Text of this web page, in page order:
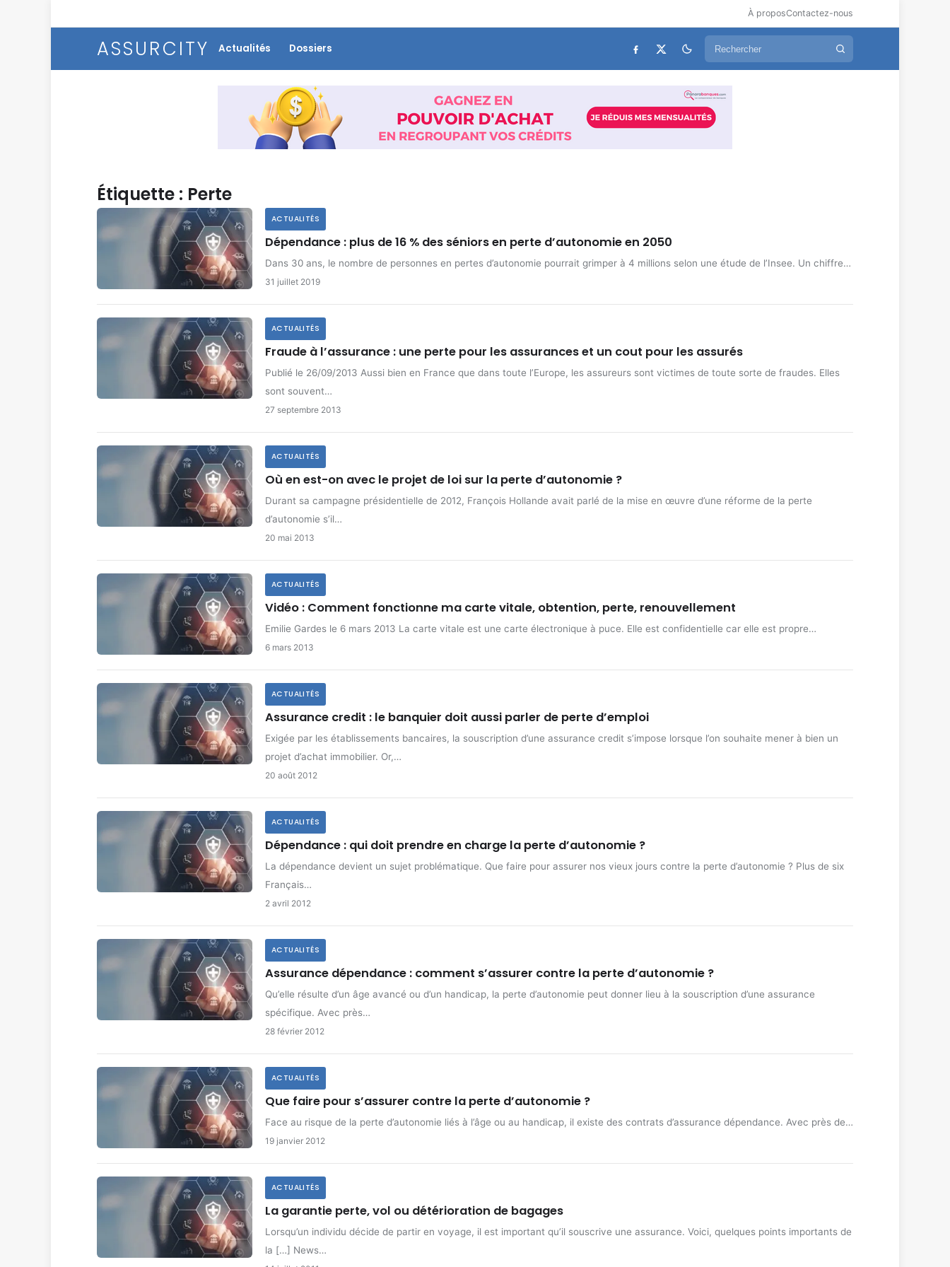
À proposContactez-nous
ASSURCITY Actualités Dossiers
Étiquette : Perte
ACTUALITÉS
Dépendance : plus de 16 % des séniors en perte d’autonomie en 2050
Dans 30 ans, le nombre de personnes en pertes d’autonomie pourrait grimper à 4 millions selon une étude de l’Insee. Un chiffre…
31 juillet 2019
ACTUALITÉS
Fraude à l’assurance : une perte pour les assurances et un cout pour les assurés
Publié le 26/09/2013 Aussi bien en France que dans toute l’Europe, les assureurs sont victimes de toute sorte de fraudes. Elles
sont souvent…
27 septembre 2013
ACTUALITÉS
Où en est-on avec le projet de loi sur la perte d’autonomie ?
Durant sa campagne présidentielle de 2012, François Hollande avait parlé de la mise en œuvre d’une réforme de la perte
d’autonomie s’il…
20 mai 2013
ACTUALITÉS
Vidéo : Comment fonctionne ma carte vitale, obtention, perte, renouvellement
Emilie Gardes le 6 mars 2013 La carte vitale est une carte électronique à puce. Elle est confidentielle car elle est propre…
6 mars 2013
ACTUALITÉS
Assurance credit : le banquier doit aussi parler de perte d’emploi
Exigée par les établissements bancaires, la souscription d’une assurance credit s’impose lorsque l’on souhaite mener à bien un
projet d’achat immobilier. Or,…
20 août 2012
ACTUALITÉS
Dépendance : qui doit prendre en charge la perte d’autonomie ?
La dépendance devient un sujet problématique. Que faire pour assurer nos vieux jours contre la perte d’autonomie ? Plus de six
Français…
2 avril 2012
ACTUALITÉS
Assurance dépendance : comment s’assurer contre la perte d’autonomie ?
Qu’elle résulte d’un âge avancé ou d’un handicap, la perte d’autonomie peut donner lieu à la souscription d’une assurance
spécifique. Avec près…
28 février 2012
ACTUALITÉS
Que faire pour s’assurer contre la perte d’autonomie ?
Face au risque de la perte d’autonomie liés à l’âge ou au handicap, il existe des contrats d’assurance dépendance. Avec près de…
19 janvier 2012
ACTUALITÉS
La garantie perte, vol ou détérioration de bagages
Lorsqu’un individu décide de partir en voyage, il est important qu’il souscrive une assurance. Voici, quelques points importants de
la […] News…